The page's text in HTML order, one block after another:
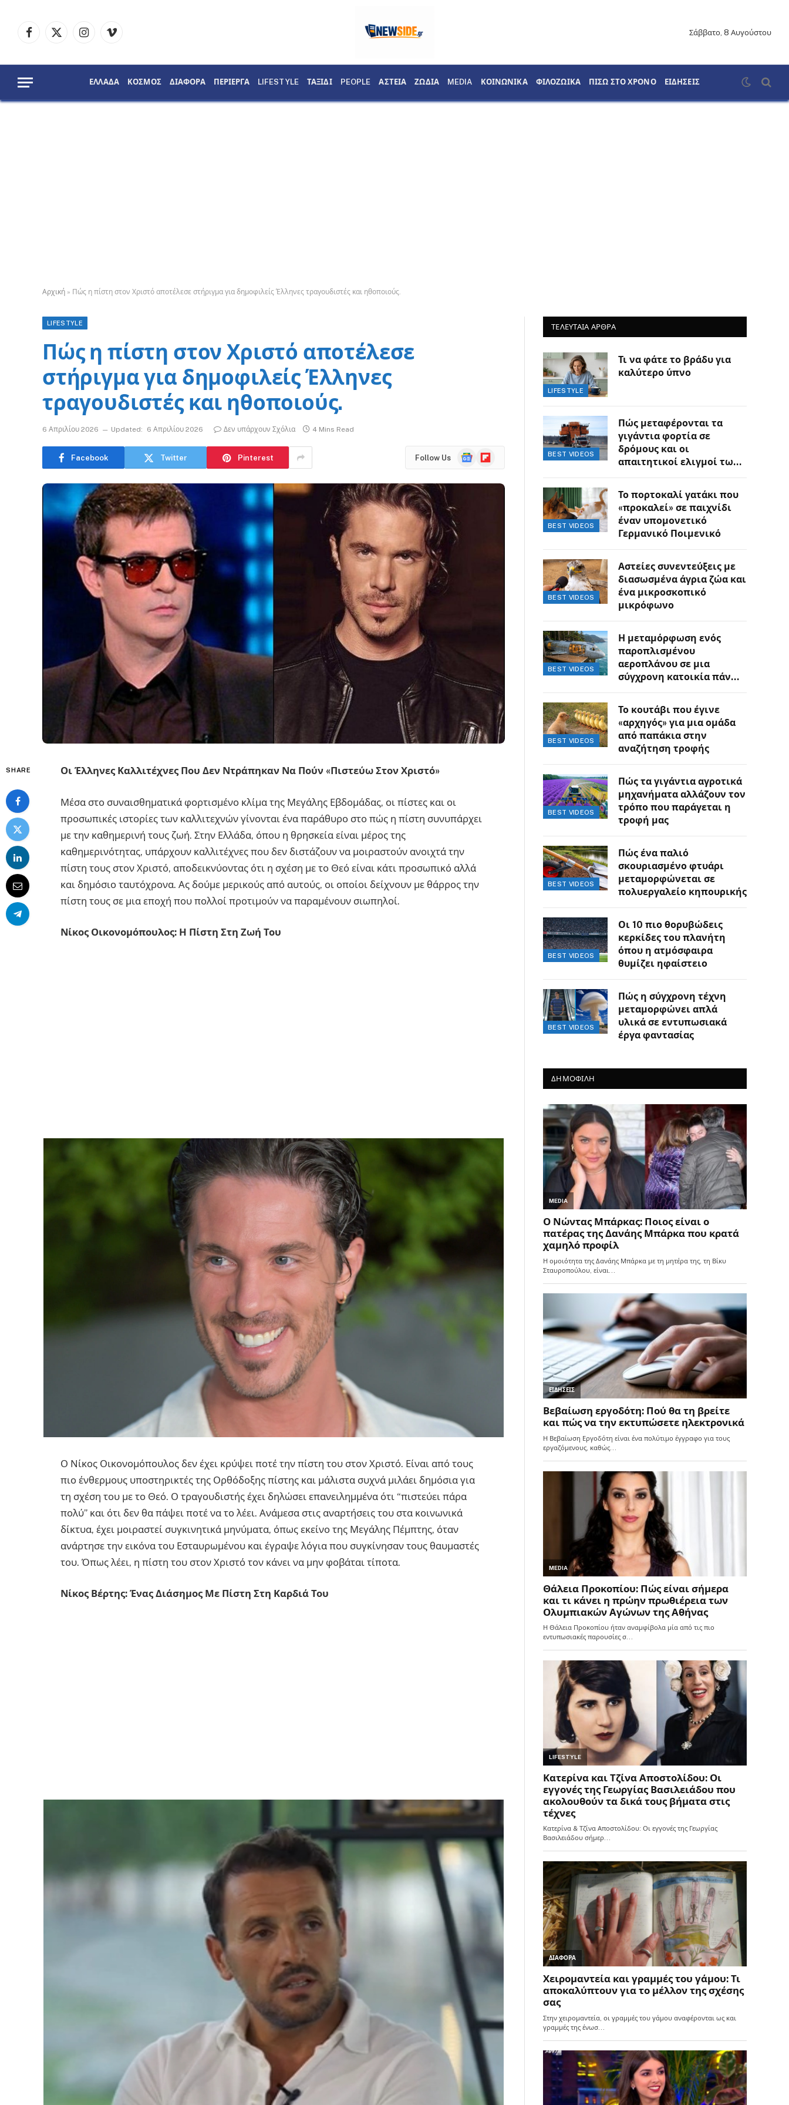
Facebook
X
InstagramVimeo
Σάββατο, 8 Αυγούστου
ΕΛΛΑΔΑ ΚΟΣΜΟΣ ΔΙΑΦΟΡΑ ΠΕΡΙΕΡΓΑ LIFESTYLE ΤΑΞΙΔΙ PEOPLE ΑΣΤΕΙΑ ΖΩΔΙΑ MEDIA ΚΟΙΝΩΝΙΚΑ ΦΙΛΟΖΩΙΚΑ ΠΙΣΩ ΣΤΟ ΧΡΟΝΟ ΕΙΔΗΣΕΙΣ
Αρχική » Πώς η πίστη στον Χριστό αποτέλεσε στήριγμα για δημοφιλείς Έλληνες τραγουδιστές και ηθοποιούς.
LIFESTYLE
Πώς η πίστη στον Χριστό αποτέλεσε
στήριγμα για δημοφιλείς Έλληνες
τραγουδιστές και ηθοποιούς.
6 Απριλίου 2026 Updated: 6 Απριλίου 2026 Δεν υπάρχουν Σχόλια 4 Mins Read
Facebook Twitter Pinterest Follow Us
GoogleFlipboard
SHARE Οι Έλληνες Καλλιτέχνες Που Δεν Ντράπηκαν Να Πούν «Πιστεύω Στον Χριστό»
Μέσα στο συναισθηματικά φορτισμένο κλίμα της Μεγάλης Εβδομάδας, οι πίστες και οι
προσωπικές ιστορίες των καλλιτεχνών γίνονται ένα παράθυρο στο πώς η πίστη συνυπάρχει
με την καθημερινή τους ζωή. Στην Ελλάδα, όπου η θρησκεία είναι μέρος της
καθημερινότητας, υπάρχουν καλλιτέχνες που δεν διστάζουν να μοιραστούν ανοιχτά την
πίστη τους στον Χριστό, αποδεικνύοντας ότι η σχέση με το Θεό είναι κάτι προσωπικό αλλά
και δημόσιο ταυτόχρονα. Ας δούμε μερικούς από αυτούς, οι οποίοι δείχνουν με θάρρος την
πίστη τους σε μια εποχή που πολλοί προτιμούν να παραμένουν σιωπηλοί.
Νίκος Οικονομόπουλος: Η Πίστη Στη Ζωή Του
Ο Νίκος Οικονομόπουλος δεν έχει κρύψει ποτέ την πίστη του στον Χριστό. Είναι από τους
πιο ένθερμους υποστηρικτές της Ορθόδοξης πίστης και μάλιστα συχνά μιλάει δημόσια για
τη σχέση του με το Θεό. Ο τραγουδιστής έχει δηλώσει επανειλημμένα ότι “πιστεύει πάρα
πολύ” και ότι δεν θα πάψει ποτέ να το λέει. Ανάμεσα στις αναρτήσεις του στα κοινωνικά
δίκτυα, έχει μοιραστεί συγκινητικά μηνύματα, όπως εκείνο της Μεγάλης Πέμπτης, όταν
ανάρτησε την εικόνα του Εσταυρωμένου και έγραψε λόγια που συγκίνησαν τους θαυμαστές
του. Όπως λέει, η πίστη του στον Χριστό τον κάνει να μην φοβάται τίποτα.
Νίκος Βέρτης: Ένας Διάσημος Με Πίστη Στη Καρδιά Του
ΤΕΛΕΥΤΑΙΑ ΑΡΘΡΑ
LIFESTYLE
Τι να φάτε το βράδυ για
καλύτερο ύπνο
BEST VIDEOS
Πώς μεταφέρονται τα
γιγάντια φορτία σε
δρόμους και οι
απαιτητικοί ελιγμοί των
BEST VIDEOS
Το πορτοκαλί γατάκι που
«προκαλεί» σε παιχνίδι
έναν υπομονετικό
Γερμανικό Ποιμενικό
BEST VIDEOS
Αστείες συνεντεύξεις με
διασωσμένα άγρια ζώα και
ένα μικροσκοπικό
μικρόφωνο
BEST VIDEOS
Η μεταμόρφωση ενός
παροπλισμένου
αεροπλάνου σε μια
σύγχρονη κατοικία πάνω
BEST VIDEOS
Το κουτάβι που έγινε
«αρχηγός» για μια ομάδα
από παπάκια στην
αναζήτηση τροφής
BEST VIDEOS
Πώς τα γιγάντια αγροτικά
μηχανήματα αλλάζουν τον
τρόπο που παράγεται η
τροφή μας
BEST VIDEOS
Πώς ένα παλιό
σκουριασμένο φτυάρι
μεταμορφώνεται σε
πολυεργαλείο κηπουρικής
BEST VIDEOS
Οι 10 πιο θορυβώδεις
κερκίδες του πλανήτη
όπου η ατμόσφαιρα
θυμίζει ηφαίστειο
BEST VIDEOS
Πώς η σύγχρονη τέχνη
μεταμορφώνει απλά
υλικά σε εντυπωσιακά
έργα φαντασίας
ΔΗΜΟΦΙΛΗ